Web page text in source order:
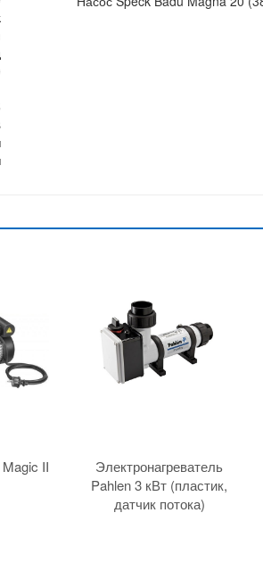
II
Электронагреватель
Pahlen 3 кВт (пластик,
датчик потока)